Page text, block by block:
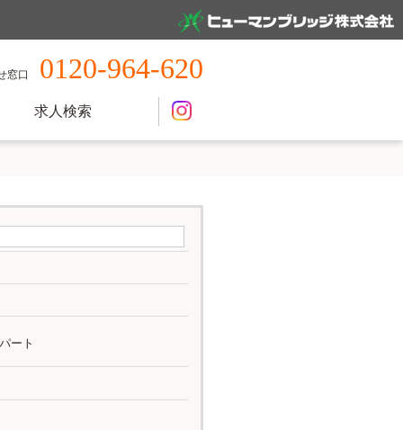
窓口 0120-964-620
求人検索
ート